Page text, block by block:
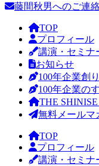
藤間秋男へのご連
TOP
プロフィール
講演・セミナ
お知らせ
100年企業創
100年企業の
THE
無料メールマ
TOP
プロフィール
講演・セミナ